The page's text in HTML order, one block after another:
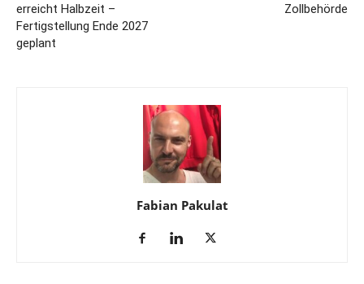
erreicht Halbzeit –
Fertigstellung Ende 2027
geplant
Zollbehörde
Fabian Pakulat